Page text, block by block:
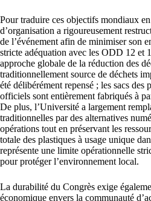
Pour traduire ces objectifs mondiaux
d’organisation a rigoureusement
de l’événement afin de minimiser son
stricte adéquation avec les ODD 12 et
approche globale de la réduction des
traditionnellement source de déchets
été délibérément repensé ; les sacs des
officiels sont entièrement fabriqués à
De plus, l’Université a largement
traditionnelles par des alternatives
opérations tout en préservant les
totale des plastiques à usage unique
représente une limite opérationnelle
pour protéger l’environnement local.
La durabilité du Congrès exige
économique envers la communauté